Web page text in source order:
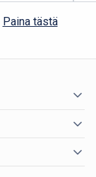
Paina tästä